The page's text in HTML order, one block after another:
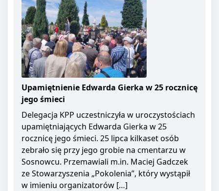
Upamiętnienie Edwarda Gierka w 25 rocznicę
jego śmieci
Delegacja KPP uczestniczyła w uroczystościach
upamiętniających Edwarda Gierka w 25
rocznicę jego śmieci. 25 lipca kilkaset osób
zebrało się przy jego grobie na cmentarzu w
Sosnowcu. Przemawiali m.in. Maciej Gadczek
ze Stowarzyszenia „Pokolenia”, który wystąpił
w imieniu organizatorów […]